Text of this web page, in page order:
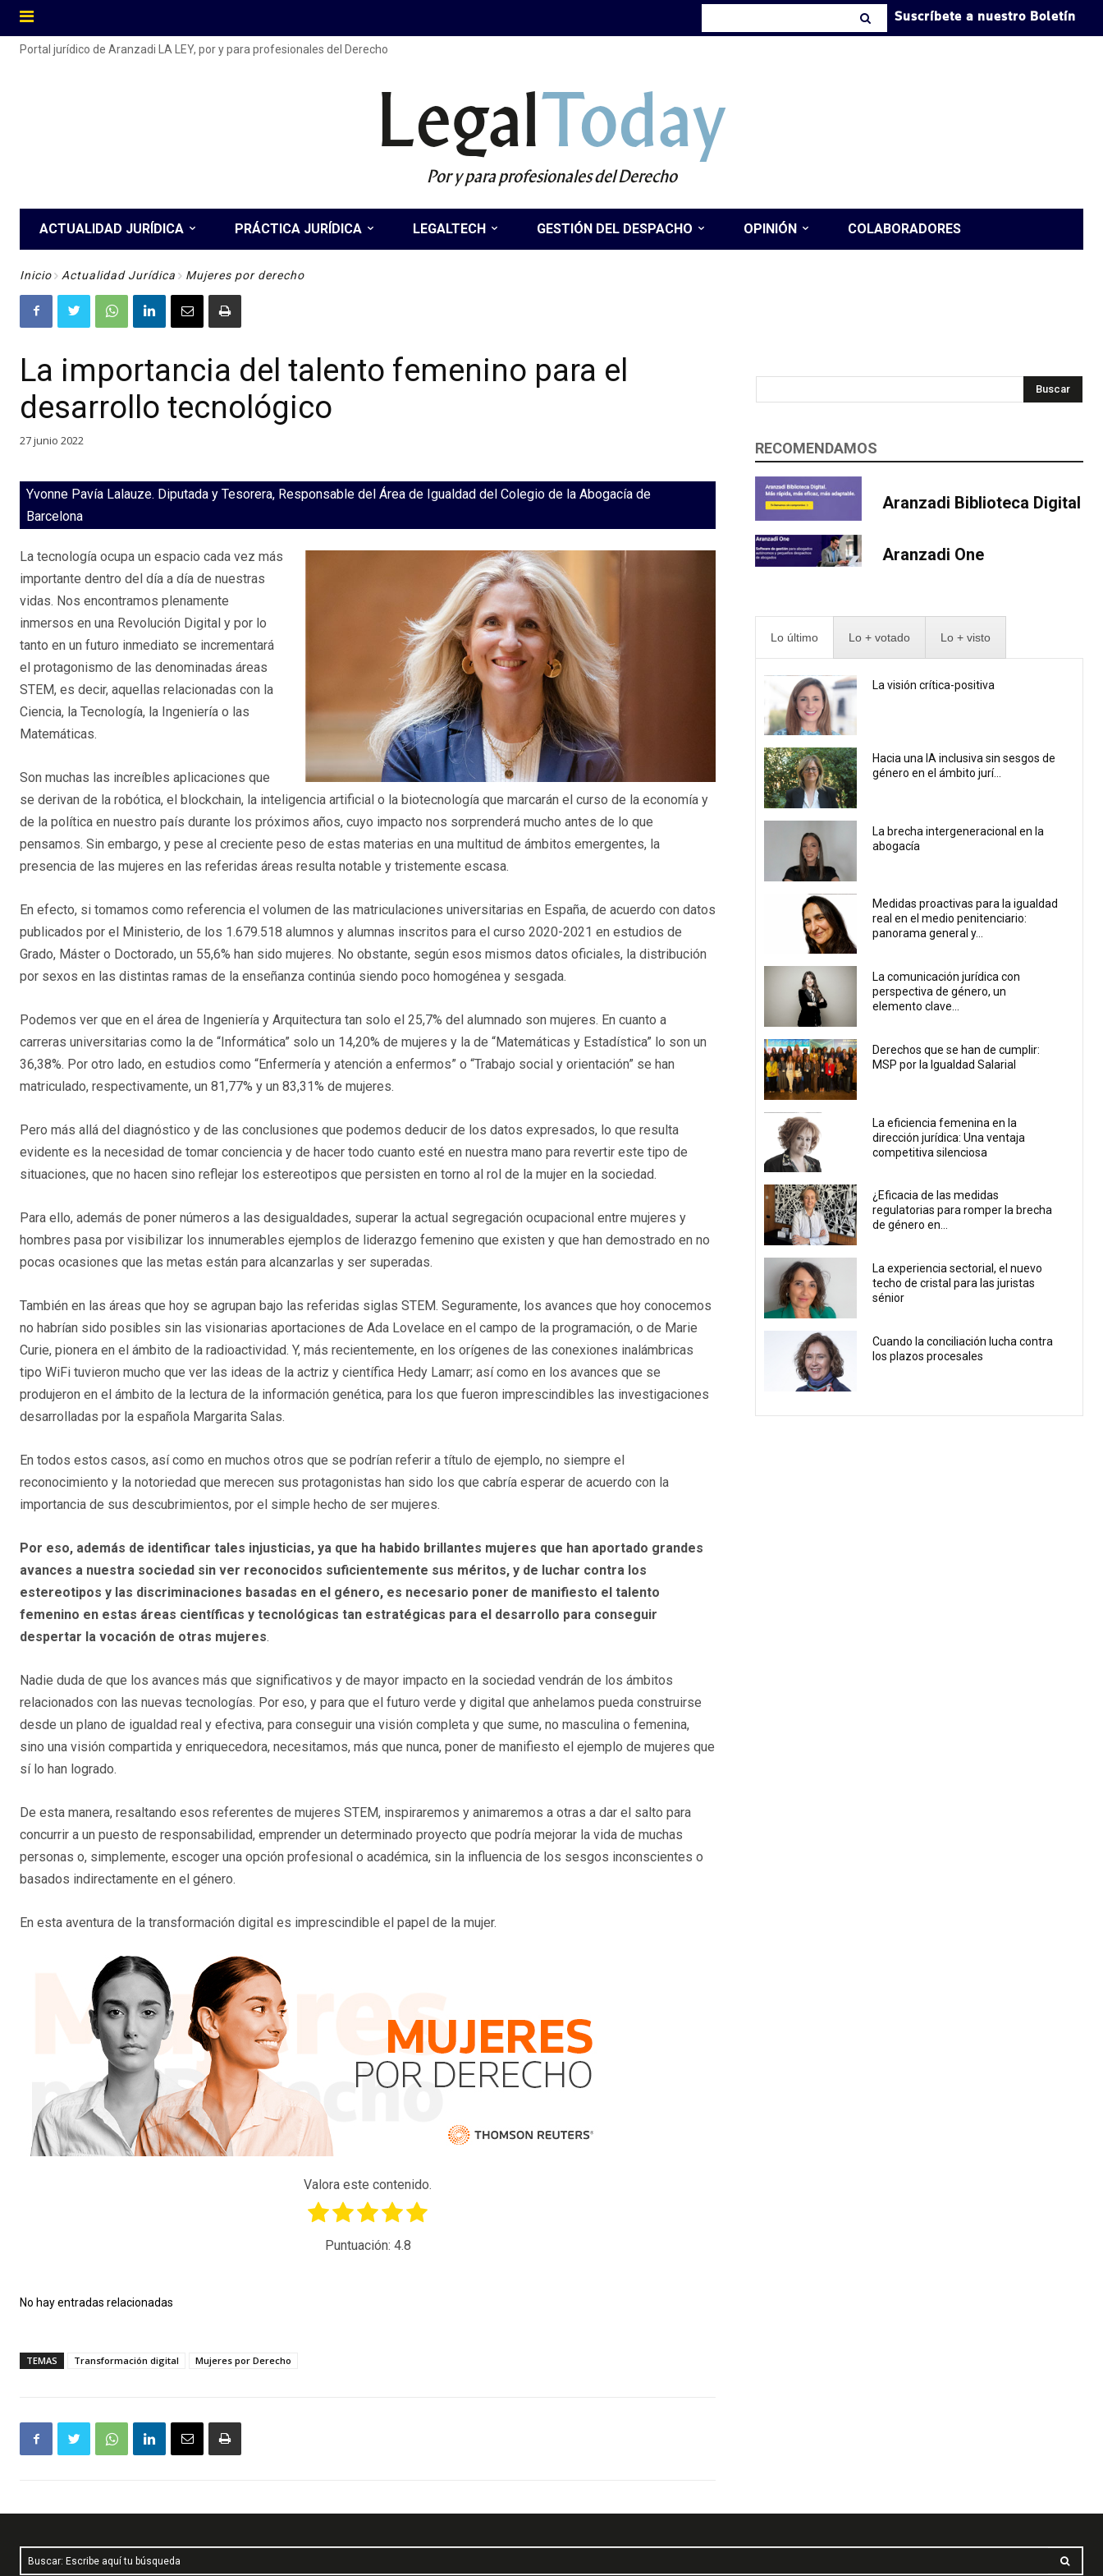
Suscríbete a nuestro Boletín
Portal jurídico de Aranzadi LA LEY, por y para profesionales del Derecho
LegalToday
Por y para profesionales del Derecho
ACTUALIDAD JURÍDICA PRÁCTICA JURÍDICA LEGALTECH GESTIÓN DEL DESPACHO OPINIÓN COLABORADORES
Inicio Actualidad Jurídica Mujeres por derecho
La importancia del talento femenino para el
desarrollo tecnológico
27 junio 2022
Yvonne Pavía Lalauze. Diputada y Tesorera, Responsable del Área de Igualdad del Colegio de la Abogacía de
Barcelona
La tecnología ocupa un espacio cada vez más
importante dentro del día a día de nuestras
vidas. Nos encontramos plenamente
inmersos en una Revolución Digital y por lo
tanto en un futuro inmediato se incrementará
el protagonismo de las denominadas áreas
STEM, es decir, aquellas relacionadas con la
Ciencia, la Tecnología, la Ingeniería o las
Matemáticas.
Son muchas las increíbles aplicaciones que
se derivan de la robótica, el blockchain, la inteligencia artificial o la biotecnología que marcarán el curso de la economía y
de la política en nuestro país durante los próximos años, cuyo impacto nos sorprenderá mucho antes de lo que
pensamos. Sin embargo, y pese al creciente peso de estas materias en una multitud de ámbitos emergentes, la
presencia de las mujeres en las referidas áreas resulta notable y tristemente escasa.
En efecto, si tomamos como referencia el volumen de las matriculaciones universitarias en España, de acuerdo con datos
publicados por el Ministerio, de los 1.679.518 alumnos y alumnas inscritos para el curso 2020-2021 en estudios de
Grado, Máster o Doctorado, un 55,6% han sido mujeres. No obstante, según esos mismos datos oficiales, la distribución
por sexos en las distintas ramas de la enseñanza continúa siendo poco homogénea y sesgada.
Podemos ver que en el área de Ingeniería y Arquitectura tan solo el 25,7% del alumnado son mujeres. En cuanto a
carreras universitarias como la de “Informática” solo un 14,20% de mujeres y la de “Matemáticas y Estadística” lo son un
36,38%. Por otro lado, en estudios como “Enfermería y atención a enfermos” o “Trabajo social y orientación” se han
matriculado, respectivamente, un 81,77% y un 83,31% de mujeres.
Pero más allá del diagnóstico y de las conclusiones que podemos deducir de los datos expresados, lo que resulta
evidente es la necesidad de tomar conciencia y de hacer todo cuanto esté en nuestra mano para revertir este tipo de
situaciones, que no hacen sino reflejar los estereotipos que persisten en torno al rol de la mujer en la sociedad.
Para ello, además de poner números a las desigualdades, superar la actual segregación ocupacional entre mujeres y
hombres pasa por visibilizar los innumerables ejemplos de liderazgo femenino que existen y que han demostrado en no
pocas ocasiones que las metas están para alcanzarlas y ser superadas.
También en las áreas que hoy se agrupan bajo las referidas siglas STEM. Seguramente, los avances que hoy conocemos
no habrían sido posibles sin las visionarias aportaciones de Ada Lovelace en el campo de la programación, o de Marie
Curie, pionera en el ámbito de la radioactividad. Y, más recientemente, en los orígenes de las conexiones inalámbricas
tipo WiFi tuvieron mucho que ver las ideas de la actriz y científica Hedy Lamarr; así como en los avances que se
produjeron en el ámbito de la lectura de la información genética, para los que fueron imprescindibles las investigaciones
desarrolladas por la española Margarita Salas.
En todos estos casos, así como en muchos otros que se podrían referir a título de ejemplo, no siempre el
reconocimiento y la notoriedad que merecen sus protagonistas han sido los que cabría esperar de acuerdo con la
importancia de sus descubrimientos, por el simple hecho de ser mujeres.
Por eso, además de identificar tales injusticias, ya que ha habido brillantes mujeres que han aportado grandes
avances a nuestra sociedad sin ver reconocidos suficientemente sus méritos, y de luchar contra los
estereotipos y las discriminaciones basadas en el género, es necesario poner de manifiesto el talento
femenino en estas áreas científicas y tecnológicas tan estratégicas para el desarrollo para conseguir
despertar la vocación de otras mujeres.
Nadie duda de que los avances más que significativos y de mayor impacto en la sociedad vendrán de los ámbitos
relacionados con las nuevas tecnologías. Por eso, y para que el futuro verde y digital que anhelamos pueda construirse
desde un plano de igualdad real y efectiva, para conseguir una visión completa y que sume, no masculina o femenina,
sino una visión compartida y enriquecedora, necesitamos, más que nunca, poner de manifiesto el ejemplo de mujeres que
sí lo han logrado.
De esta manera, resaltando esos referentes de mujeres STEM, inspiraremos y animaremos a otras a dar el salto para
concurrir a un puesto de responsabilidad, emprender un determinado proyecto que podría mejorar la vida de muchas
personas o, simplemente, escoger una opción profesional o académica, sin la influencia de los sesgos inconscientes o
basados indirectamente en el género.
En esta aventura de la transformación digital es imprescindible el papel de la mujer.
Valora este contenido.
Puntuación: 4.8
No hay entradas relacionadas
TEMAS Transformación digital Mujeres por Derecho
Buscar
RECOMENDAMOS
Aranzadi Biblioteca Digital
Aranzadi One
Lo último Lo + votado Lo + visto
La visión crítica-positiva
Hacia una IA inclusiva sin sesgos de
género en el ámbito jurí...
La brecha intergeneracional en la
abogacía
Medidas proactivas para la igualdad
real en el medio penitenciario:
panorama general y...
La comunicación jurídica con
perspectiva de género, un
elemento clave...
Derechos que se han de cumplir:
MSP por la Igualdad Salarial
La eficiencia femenina en la
dirección jurídica: Una ventaja
competitiva silenciosa
¿Eficacia de las medidas
regulatorias para romper la brecha
de género en...
La experiencia sectorial, el nuevo
techo de cristal para las juristas
sénior
Cuando la conciliación lucha contra
los plazos procesales
Buscar: Escribe aquí tu búsqueda